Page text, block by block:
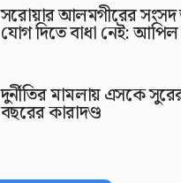
সরোয়ার আলমগীরের সংসদ
যোগ দিতে বাধা নেই: আপিল
দুর্নীতির মামলায় এসকে
বছরের কারাদণ্ড